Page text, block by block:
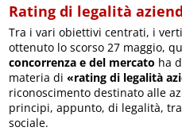
Rating di legalità
Tra i vari obiettivi centrati, i
ottenuto lo scorso 27 maggio,
concorrenza e del mercato ha
materia di«rating di legalità
riconoscimento destinato alle
principi, appunto, di legalità,
sociale.